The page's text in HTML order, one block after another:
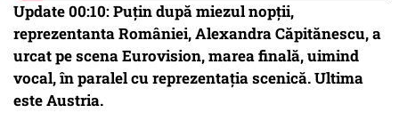
Update 00:10: Puțin după miezul nopții,
reprezentanta României, Alexandra Căpitănescu, a
urcat pe scena Eurovision, marea finală, uimind
vocal, în paralel cu reprezentația scenică. Ultima
este Austria.